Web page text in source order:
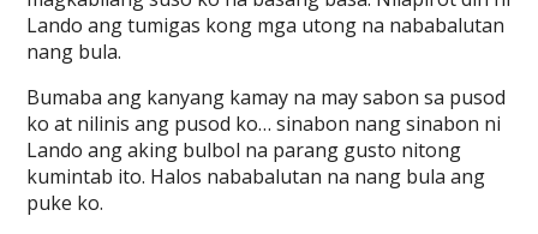
Lando ang tumigas kong mga utong na nababalutan
nang bula.
Bumaba ang kanyang kamay na may sabon sa pusod
ko at nilinis ang pusod ko… sinabon nang sinabon ni
Lando ang aking bulbol na parang gusto nitong
kumintab ito. Halos nababalutan na nang bula ang
puke ko.